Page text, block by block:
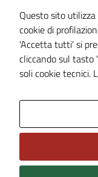
Note legali
Dichiarazione di
Piano di
Statistiche sito web
Questo sito
cookie di
'Accetta tutti' si
cliccando sul tasto
soli cookie tecnici.